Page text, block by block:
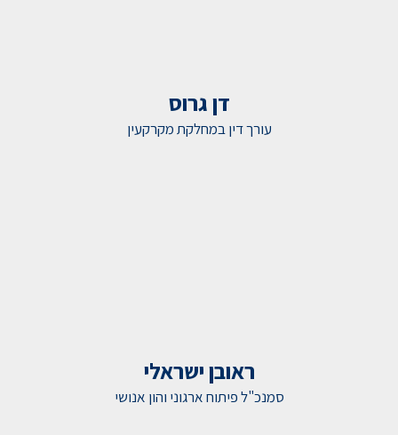
דן גרוס
עורך דין במחלקת מקרקעין
ראובן ישראלי
סמנכ"ל פיתוח ארגוני והון אנושי